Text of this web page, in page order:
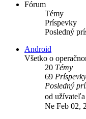
Fórum
Témy
Príspevky
Posledný
Android
Všetko o
20 Témy
69 Príspevky
Posledný
od užívateľa
Ne Feb 02,